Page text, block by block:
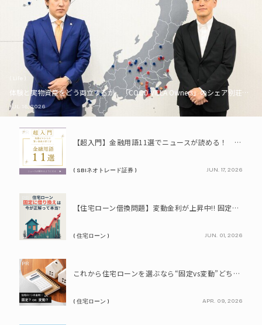
体験と実物資産をどう両立するか。「COCO VILLA Owners」のシェア別荘とい
JUL. 16, 2026
PR
【超入門】金融用語11選でニュースが読める！ 知識ゼロからの賢い資産の育て方
( SBIネオトレード証券 ) JUN. 17, 2026
【住宅ローン借換問題】変動金利が上昇中!! 固定に借り換えるなら今が正解って本当? シミュレーションで比較してみよう
( 住宅ローン ) JUN. 01, 2026
PR
これから住宅ローンを選ぶなら“固定vs変動”どちらが正解? 9割が利用したいと答えた「いま決めなくてもいい」ローンとは!?
( 住宅ローン ) APR. 09, 2026